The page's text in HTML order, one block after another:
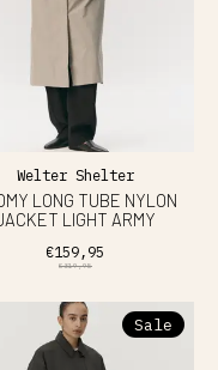
Welter Shelter
LONG TUBE NYLON
LIGHT ARMY
€159,95
€319,95
Sale